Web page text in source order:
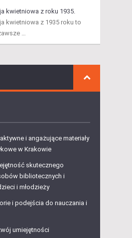
kwietniowa z roku 1935.
kwietniowa z 1935 roku to
…
i angażujące materiały
w Krakowie
skutecznego
bibliotecznych i
i młodzieży
i podejścia do nauczania i
umiejętności